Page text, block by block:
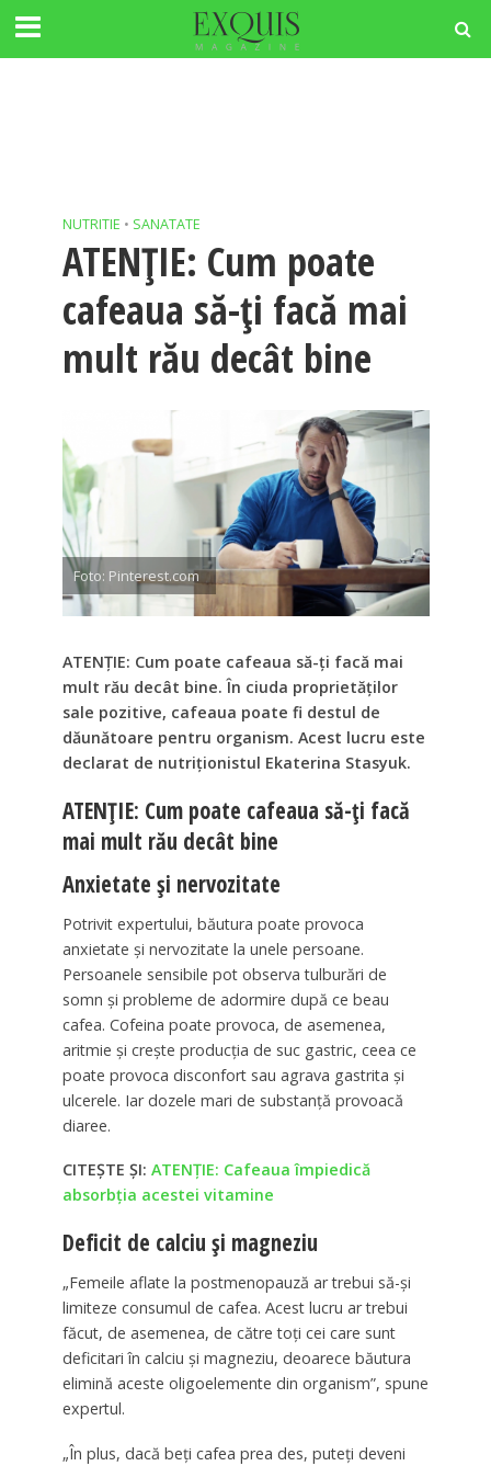
NUTRITIE • SANATATE
ATENȚIE: Cum poate
cafeaua să-ți facă mai
mult rău decât bine
Foto: Pinterest.com
ATENȚIE: Cum poate cafeaua să-ți facă mai
mult rău decât bine. În ciuda proprietăților
sale pozitive, cafeaua poate fi destul de
dăunătoare pentru organism. Acest lucru este
declarat de nutriționistul Ekaterina Stasyuk.
ATENȚIE: Cum poate cafeaua să-ți facă
mai mult rău decât bine
Anxietate și nervozitate
Potrivit expertului, băutura poate provoca
anxietate și nervozitate la unele persoane.
Persoanele sensibile pot observa tulburări de
somn și probleme de adormire după ce beau
cafea. Cofeina poate provoca, de asemenea,
aritmie și crește producția de suc gastric, ceea ce
poate provoca disconfort sau agrava gastrita și
ulcerele. Iar dozele mari de substanță provoacă
diaree.
CITEȘTE ȘI: ATENȚIE: Cafeaua împiedică
absorbția acestei vitamine
Deficit de calciu și magneziu
„Femeile aflate la postmenopauză ar trebui să-și
limiteze consumul de cafea. Acest lucru ar trebui
făcut, de asemenea, de către toți cei care sunt
deficitari în calciu și magneziu, deoarece băutura
elimină aceste oligoelemente din organism”, spune
expertul.
„În plus, dacă beți cafea prea des, puteți deveni